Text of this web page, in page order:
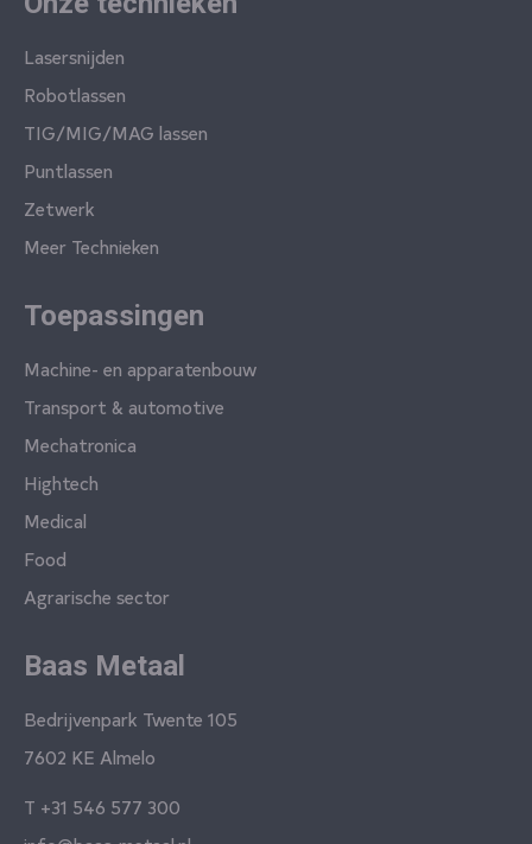
Lasersnijden
Robotlassen
TIG/MIG/MAG lassen
Puntlassen
Zetwerk
Meer Technieken
Toepassingen
Machine- en apparatenbouw
Transport & automotive
Mechatronica
Hightech
Medical
Food
Agrarische sector
Baas Metaal
Bedrijvenpark Twente 105
7602 KE Almelo
T +31 546 577 300